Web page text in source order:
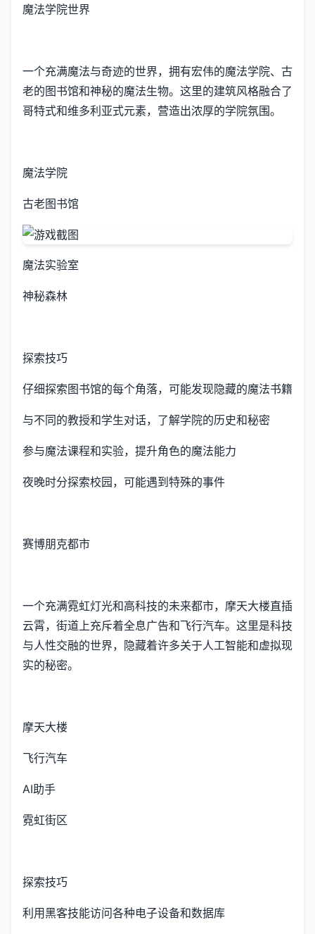
魔法学院世界
一个充满魔法与奇迹的世界，拥有宏伟的魔法学院、古
老的图书馆和神秘的魔法生物。这里的建筑风格融合了
哥特式和维多利亚式元素，营造出浓厚的学院氛围。
魔法学院
古老图书馆
魔法实验室
神秘森林
探索技巧
仔细探索图书馆的每个角落，可能发现隐藏的魔法书籍
与不同的教授和学生对话，了解学院的历史和秘密
参与魔法课程和实验，提升角色的魔法能力
夜晚时分探索校园，可能遇到特殊的事件
赛博朋克都市
一个充满霓虹灯光和高科技的未来都市，摩天大楼直插
云霄，街道上充斥着全息广告和飞行汽车。这里是科技
与人性交融的世界，隐藏着许多关于人工智能和虚拟现
实的秘密。
摩天大楼
飞行汽车
AI助手
霓虹街区
探索技巧
利用黑客技能访问各种电子设备和数据库